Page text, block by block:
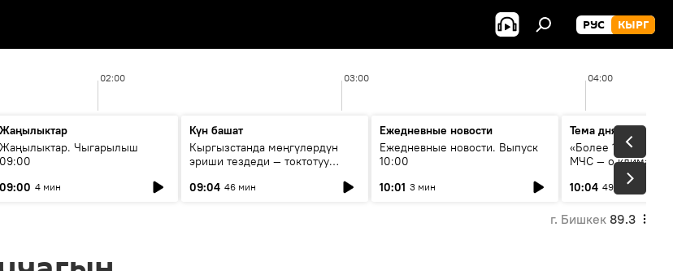
РУС КЫРГ
02:00 03:00 04:00
Жаңылыктар
Жаңылыктар. Чыгарылыш
09:00
09:00 4 мин
Күн башат
Кыргызстанда мөңгүлөрдүн
эриши тездеди — токтотуу
09:04 46 мин
Ежедневные новости
Ежедневные новости. Выпуск
10:00
10:01 3 мин
Тема дня
«Более 1200 сёл в
МЧС — о климате,
системе
населения
10:04 49 мин
г. Бишкек 89.3